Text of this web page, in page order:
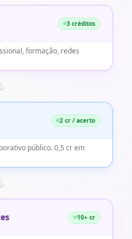
3 créditos
formação, redes
2 cr / acerto
público. 0,5 cr em
10+ cr